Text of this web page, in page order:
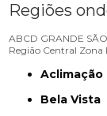
Regiões
ABCD GRANDE
Região Central Zona
Aclimação
Bela Vista